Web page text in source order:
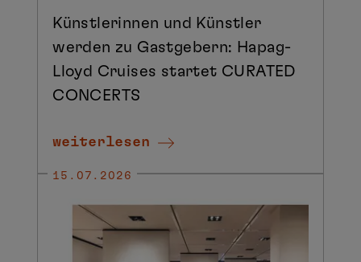
Künstlerinnen und Künstler
werden zu Gastgebern: Hapag-
Lloyd Cruises startet CURATED
CONCERTS
weiterlesen
15.07.2026